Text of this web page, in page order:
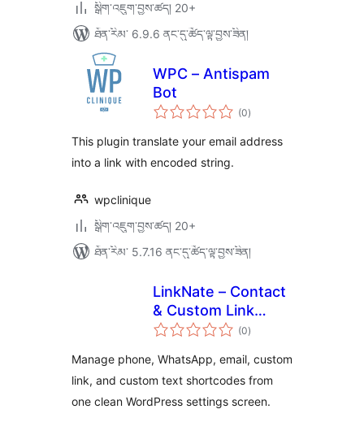
སྒྲིག་འཇུག་བྱས་ཚད། 20+
ཐོན་རིམ་ 6.9.6 ནང་དུ་ཚོད་ལྟ་བྱས་ཟིན།
WPC – Antispam
Bot
(0གདེང་
འཇོག་
ཚང་།
)
This plugin translate your email address
into a link with encoded string.
wpclinique
སྒྲིག་འཇུག་བྱས་ཚད། 20+
ཐོན་རིམ་ 5.7.16 ནང་དུ་ཚོད་ལྟ་བྱས་ཟིན།
LinkNate – Contact
& Custom Link
Shortcodes (0གདེང་
འཇོག་
ཚང་།
)
Manage phone, WhatsApp, email, custom
link, and custom text shortcodes from
one clean WordPress settings screen.